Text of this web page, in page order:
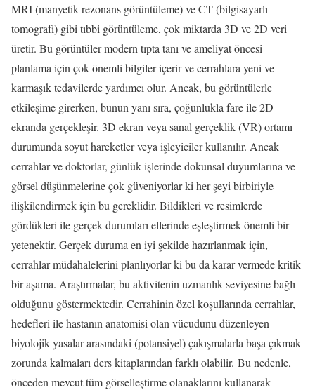
MRI (manyetik rezonans görüntüleme) ve CT (bilgisayarlı
tomografi) gibi tıbbi görüntüleme, çok miktarda 3D ve 2D veri
üretir. Bu görüntüler modern tıpta tanı ve ameliyat öncesi
planlama için çok önemli bilgiler içerir ve cerrahlara yeni ve
karmaşık tedavilerde yardımcı olur. Ancak, bu görüntülerle
etkileşime girerken, bunun yanı sıra, çoğunlukla fare ile 2D
ekranda gerçekleşir. 3D ekran veya sanal gerçeklik (VR) ortamı
durumunda soyut hareketler veya işleyiciler kullanılır. Ancak
cerrahlar ve doktorlar, günlük işlerinde dokunsal duyumlarına ve
görsel düşünmelerine çok güveniyorlar ki her şeyi birbiriyle
ilişkilendirmek için bu gereklidir. Bildikleri ve resimlerde
gördükleri ile gerçek durumları ellerinde eşleştirmek önemli bir
yetenektir. Gerçek duruma en iyi şekilde hazırlanmak için,
cerrahlar müdahalelerini planlıyorlar ki bu da karar vermede kritik
bir aşama. Araştırmalar, bu aktivitenin uzmanlık seviyesine bağlı
olduğunu göstermektedir. Cerrahinin özel koşullarında cerrahlar,
hedefleri ile hastanın anatomisi olan vücudunu düzenleyen
biyolojik yasalar arasındaki (potansiyel) çakışmalarla başa çıkmak
zorunda kalmaları ders kitaplarından farklı olabilir. Bu nedenle,
önceden mevcut tüm görselleştirme olanaklarını kullanarak